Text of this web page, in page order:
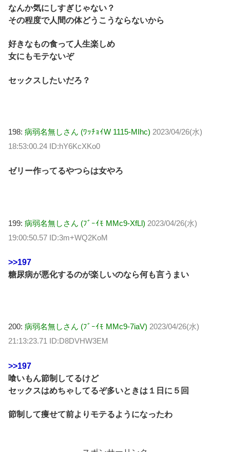
なんか気にしすぎじゃない？
その程度で人間の体どうこうならないから
好きなもの食って人生楽しめ
女にもモテないぞ
セックスしたいだろ？
198: 病弱名無しさん (ﾜｯﾁｮｲW 1115-MIhc) 2023/04/26(水)
18:53:00.24 ID:hY6KcXKo0
ゼリー作ってるやつらは女やろ
199: 病弱名無しさん (ﾌﾞｰｲﾓ MMc9-XfLl) 2023/04/26(水)
19:00:50.57 ID:3m+WQ2KoM
>>197
糖尿病が悪化するのが楽しいのなら何も言うまい
200: 病弱名無しさん (ﾌﾞｰｲﾓ MMc9-7iaV) 2023/04/26(水)
21:13:23.71 ID:D8DVHW3EM
>>197
喰いもん節制してるけど
セックスはめちゃしてるぞ多いときは１日に５回
節制して痩せて前よりモテるようになったわ